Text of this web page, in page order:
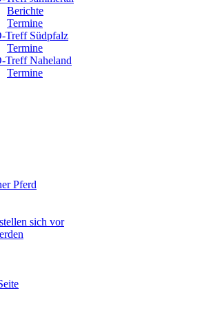
Berichte
Termine
Treff Südpfalz
Termine
Treff Naheland
Termine
Pferd
sich vor